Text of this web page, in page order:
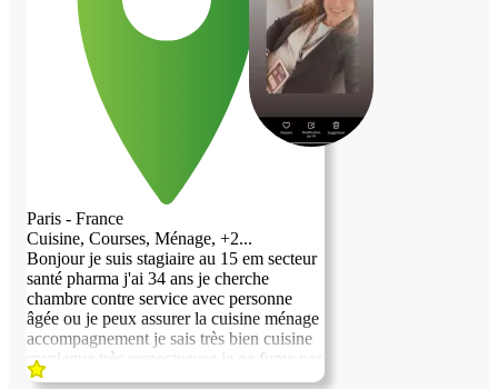
Paris - France
Cuisine, Courses, Ménage, +2...
Bonjour je suis stagiaire au 15 em secteur
santé pharma j'ai 34 ans je cherche
chambre contre service avec personne
âgée ou je peux assurer la cuisine ménage
accompagnement je sais très bien cuisine
maniaque très respectueuse je ne fume pas
pas d'alcool rien de tt